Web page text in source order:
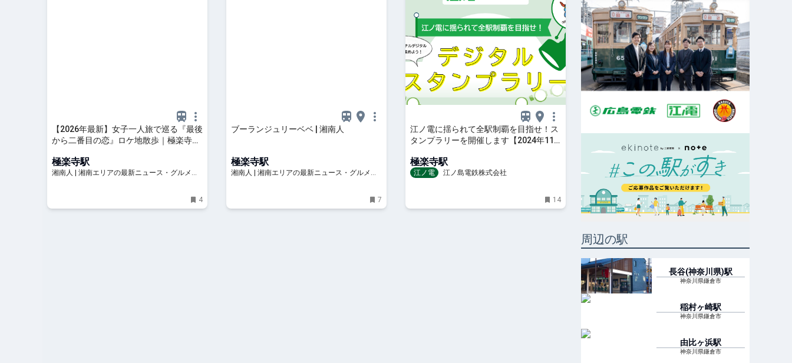
【2026年最新】女子一人旅で巡る『最後
から二番目の恋』ロケ地散歩｜極楽寺〜
湘南人
極楽寺駅
湘南人 | 湘南エリアの最新ニュース・グルメ・
4
ブーランジュリーベベ | 湘南人
極楽寺駅
湘南人 | 湘南エリアの最新ニュース・グルメ・
7
江ノ電に揺られて全駅制覇を目指せ！ス
タンプラリーを開催します【2024年11
時】
極楽寺駅
江ノ電 江ノ島電鉄株式会社
14
周辺の駅
長谷(神奈川県)駅
神奈川県鎌倉市
稲村ヶ崎駅
神奈川県鎌倉市
由比ヶ浜駅
神奈川県鎌倉市